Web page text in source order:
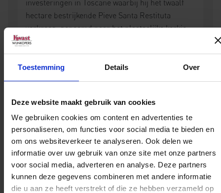
Toestemming Details Over
Deze website maakt gebruik van cookies
We gebruiken cookies om content en advertenties te
personaliseren, om functies voor social media te bieden en
om ons websiteverkeer te analyseren. Ook delen we
informatie over uw gebruik van onze site met onze partners
voor social media, adverteren en analyse. Deze partners
kunnen deze gegevens combineren met andere informatie
die u aan ze heeft verstrekt of die ze hebben verzameld op
investeringen in Toscane waarbij hij het twaalf
hectare bestrijkende Pieve Santa Restituta
verkreeg, genoemd naar het plaatselijke kerkje
(pieve). Daarmee behoorde de productie van
Brunello di Montalcino ineens tot de nieuwe
mogelijkheden van het bedrijf. In deze streek zijn
de omstandigheden voor de autochtone
bodem is perfect, de hoogteligging van de
gaarden is dat ook en het klimaat laat niets te
wensen over. De ambitieuze Angelo Gaja ging
met zijn team van wijnmakers aan het
werk. Achtereenvolgens zagen de Brunello di
Montalcino Rennina – vernoemd naar het
gelijknamige stukje grond gelegen naast de kerk